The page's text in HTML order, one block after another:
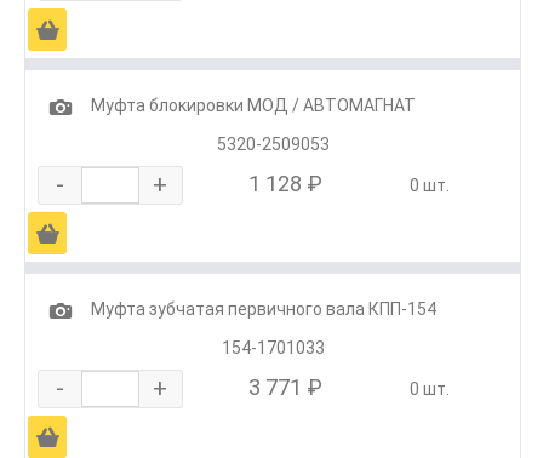
Ä
1
Муфта блокировки МОД / АВТОМАГНАТ
5320-2509053
- + 1 128 ₽ 0 шт.
Ä
1
Муфта зубчатая первичного вала КПП-154
154-1701033
- + 3 771 ₽ 0 шт.
Ä